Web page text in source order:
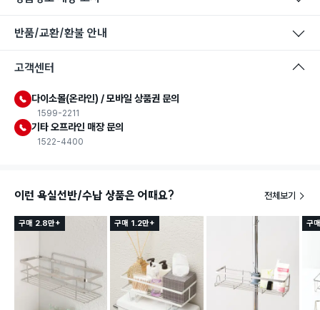
반품/교환/환불 안내
고객센터
다이소몰(온라인) / 모바일 상품권 문의
1599-2211
기타 오프라인 매장 문의
1522-4400
이런 욕실선반/수납 상품은 어때요? 전체보기
구매 2.8만+ 구매 1.2만+ 구